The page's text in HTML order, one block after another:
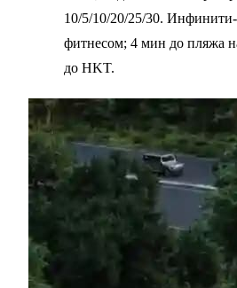
10/5/10/20/25/30. Инфинити-
фитнесом; 4 мин до пляжа
до HKT.